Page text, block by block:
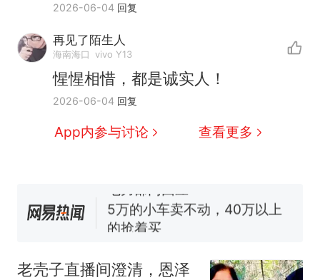
2026-06-04 回复
再见了陌生人
海南海口 vivo Y13
惺惺相惜，都是诚实人！
2026-06-04 回复
App内参与讨论 查看更多
热 十多万人报名的考试，成绩
全部作废，公平么？
新
全球唯一没有法定首都的国
家，刚改国名，总统就邀请中
国大使骑行绕了几乎整个国境
线一圈，还曾两次到中国寻根
搬家报价570元，搬到楼下交
5060元才肯搬上楼！女子傻眼
了……
视频丨只要一枚命中就能让航
5万的小车卖不动，40万以上
的抢着买
全部作废，公平么？
老壳子直播间澄清，恩泽